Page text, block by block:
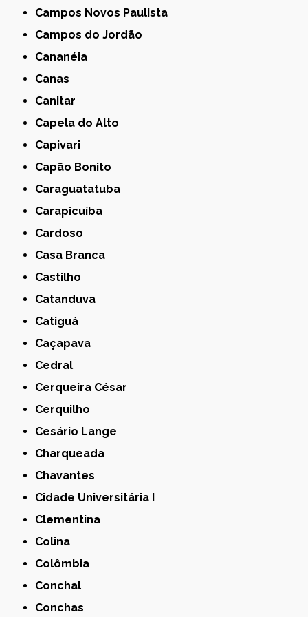
Campos Novos Paulista
Campos do Jordão
Cananéia
Canas
Canitar
Capela do Alto
Capivari
Capão Bonito
Caraguatatuba
Carapicuíba
Cardoso
Casa Branca
Castilho
Catanduva
Catiguá
Caçapava
Cedral
Cerqueira César
Cerquilho
Cesário Lange
Charqueada
Chavantes
Cidade Universitária I
Clementina
Colina
Colômbia
Conchal
Conchas